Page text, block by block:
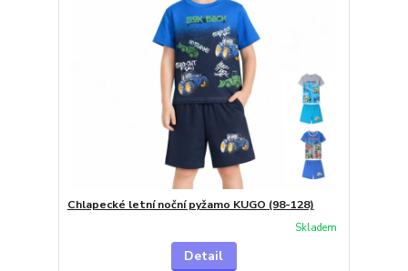
Chlapecké letní noční pyžamo KUGO (98-128)
Skladem
Detail